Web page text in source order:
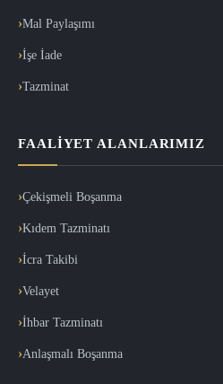
Mal Paylaşımı
İşe İade
Tazminat
FAALIYET ALANLARIMIZ
Çekişmeli Boşanma
Kıdem Tazminatı
İcra Takibi
Velayet
İhbar Tazminatı
Anlaşmalı Boşanma